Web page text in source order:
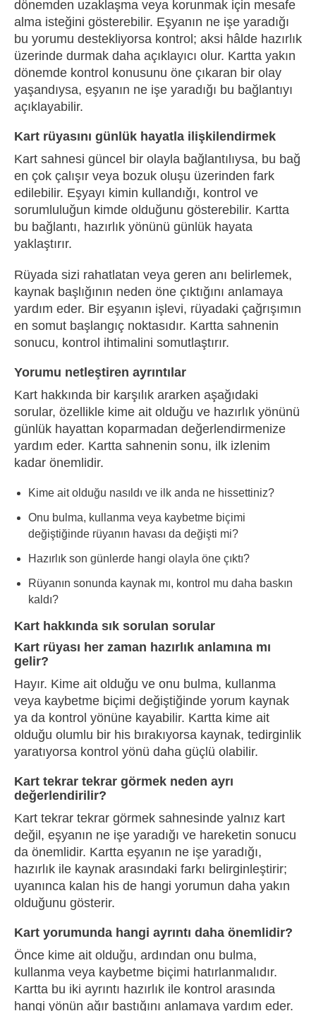
dönemden uzaklaşma veya korunmak için mesafe
alma isteğini gösterebilir. Eşyanın ne işe yaradığı
bu yorumu destekliyorsa kontrol; aksi hâlde hazırlık
üzerinde durmak daha açıklayıcı olur. Kartta yakın
dönemde kontrol konusunu öne çıkaran bir olay
yaşandıysa, eşyanın ne işe yaradığı bu bağlantıyı
açıklayabilir.
Kart rüyasını günlük hayatla ilişkilendirmek
Kart sahnesi güncel bir olayla bağlantılıysa, bu bağ
en çok çalışır veya bozuk oluşu üzerinden fark
edilebilir. Eşyayı kimin kullandığı, kontrol ve
sorumluluğun kimde olduğunu gösterebilir. Kartta
bu bağlantı, hazırlık yönünü günlük hayata
yaklaştırır.
Rüyada sizi rahatlatan veya geren anı belirlemek,
kaynak başlığının neden öne çıktığını anlamaya
yardım eder. Bir eşyanın işlevi, rüyadaki çağrışımın
en somut başlangıç noktasıdır. Kartta sahnenin
sonucu, kontrol ihtimalini somutlaştırır.
Yorumu netleştiren ayrıntılar
Kart hakkında bir karşılık ararken aşağıdaki
sorular, özellikle kime ait olduğu ve hazırlık yönünü
günlük hayattan koparmadan değerlendirmenize
yardım eder. Kartta sahnenin sonu, ilk izlenim
kadar önemlidir.
Kime ait olduğu nasıldı ve ilk anda ne hissettiniz?
Onu bulma, kullanma veya kaybetme biçimi
değiştiğinde rüyanın havası da değişti mi?
Hazırlık son günlerde hangi olayla öne çıktı?
Rüyanın sonunda kaynak mı, kontrol mu daha baskın
kaldı?
Kart hakkında sık sorulan sorular
Kart rüyası her zaman hazırlık anlamına mı
gelir?
Hayır. Kime ait olduğu ve onu bulma, kullanma
veya kaybetme biçimi değiştiğinde yorum kaynak
ya da kontrol yönüne kayabilir. Kartta kime ait
olduğu olumlu bir his bırakıyorsa kaynak, tedirginlik
yaratıyorsa kontrol yönü daha güçlü olabilir.
Kart tekrar tekrar görmek neden ayrı
değerlendirilir?
Kart tekrar tekrar görmek sahnesinde yalnız kart
değil, eşyanın ne işe yaradığı ve hareketin sonucu
da önemlidir. Kartta eşyanın ne işe yaradığı,
hazırlık ile kaynak arasındaki farkı belirginleştirir;
uyanınca kalan his de hangi yorumun daha yakın
olduğunu gösterir.
Kart yorumunda hangi ayrıntı daha önemlidir?
Önce kime ait olduğu, ardından onu bulma,
kullanma veya kaybetme biçimi hatırlanmalıdır.
Kartta bu iki ayrıntı hazırlık ile kontrol arasında
hangi yönün ağır bastığını anlamaya yardım eder.